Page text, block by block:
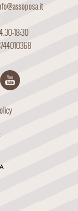
18:30